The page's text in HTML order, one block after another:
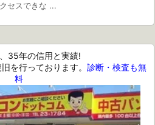
セスできな ...
35年の信用と実績!
を行っております。 診断・検査も無
料